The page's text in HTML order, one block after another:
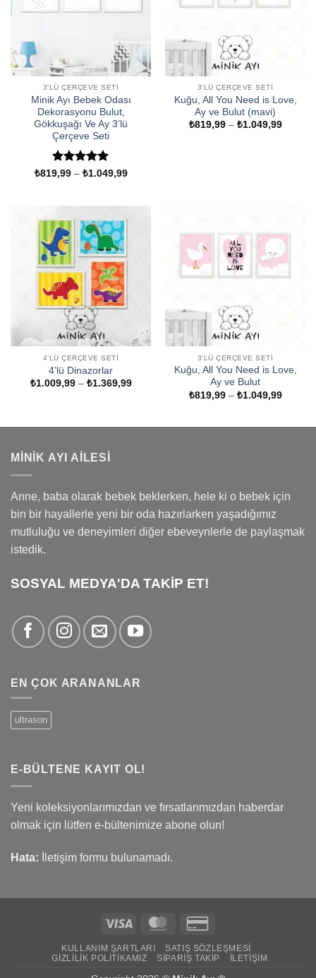
3'LÜ ÇERÇEVE SETI
Minik Ayı Bebek Odası
Dekorasyonu Bulut,
Gökkuşağı Ve Ay 3’lü
Çerçeve Seti
5 üzerinden
₺819,99 – ₺1.049,99Fiyat
3'LÜ ÇERÇEVE SETI
Kuğu, All You Need is Love,
Ay ve Bulut (mavi)
₺819,99 – ₺1.049,99Fiyat
4'LÜ ÇERÇEVE SETI
4’lü Dinazorlar
₺1.009,99 – ₺1.369,99Fiyat
3'LÜ ÇERÇEVE SETI
Kuğu, All You Need is Love,
Ay ve Bulut
₺819,99 – ₺1.049,99Fiyat
MINIK AYI AILESI
Anne, baba olarak bebek beklerken, hele ki o bebek için
bin bir hayallerle yeni bir oda hazırlarken yaşadığımız
mutluluğu ve deneyimleri diğer ebeveynlerle de paylaşmak
istedik.
SOSYAL MEDYA'DA TAKİP ET!
EN ÇOK ARANANLAR
ultrason
E-BÜLTENE KAYIT OL!
Yeni koleksiyonlarımızdan ve fırsatlarımızdan haberdar
olmak için lütfen e-bültenimize abone olun!
Hata: İletişim formu bulunamadı.
Visa MasterCard
2
KULLANIM ŞARTLARI
SATIŞ SÖZLEŞMESI
GIZLILIK POLITIKAMIZ
SIPARIŞ TAKIP İLETIŞIM